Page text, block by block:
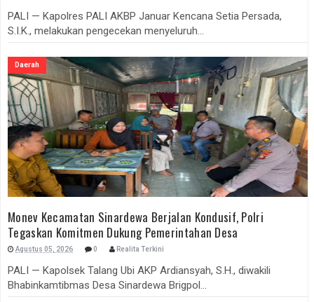
PALI — Kapolres PALI AKBP Januar Kencana Setia Persada,
S.I.K., melakukan pengecekan menyeluruh...
Daerah
Monev Kecamatan Sinardewa Berjalan Kondusif, Polri
Tegaskan Komitmen Dukung Pemerintahan Desa
Agustus 05, 2026 0 Realita Terkini
PALI — Kapolsek Talang Ubi AKP Ardiansyah, S.H., diwakili
Bhabinkamtibmas Desa Sinardewa Brigpol...